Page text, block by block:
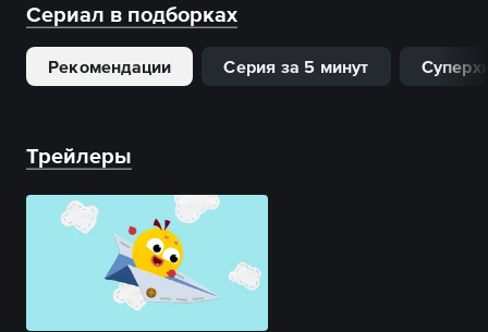
Сериал в подборках
Рекомендации Серия за 5 минут
Трейлеры